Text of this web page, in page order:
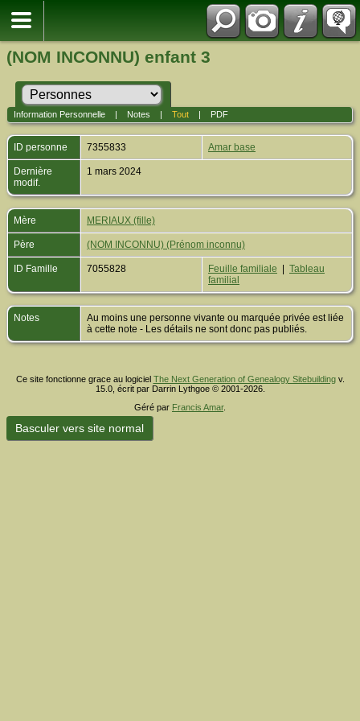
(NOM INCONNU) enfant 3
Information Personnelle| Notes Tout| PDF
ID personne 7355833 Amar base
Dernière
modif.
1 mars 2024
Mère MERIAUX (fille)
Père (NOM INCONNU) (Prénom inconnu)
ID Famille 7055828 Feuille familiale
Tableau
familial
Notes
Au moins une personne vivante ou marquée privée est liée
à cette note - Les détails ne sont donc pas publiés.
Ce site fonctionne grace au logiciel The Next Generation of Genealogy Sitebuildingv.
15.0, écrit par Darrin Lythgoe © 2001-2026.
Géré par Francis Amar.
Basculer vers site normal